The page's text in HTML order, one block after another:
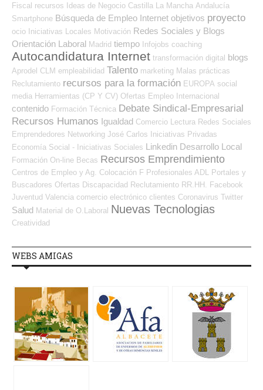
Fiscal recursos Ideas de Negocio Castilla La Mancha Andalucía
Smartphone Búsqueda de Empleo Internet objetivos proyecto
ocio Iniciativas Locales Motivación Redes Sociales y Blogs
Orientación Laboral Madrid tiempo Infojobs coaching
Autocandidatura Internet transformación digital blogs
Aprodel CLM empleabilidad Talento marketing Malas prácticas
Reclutamiento recursos para la formación EUROPA social
media Herramientas (CP Y CV) Ofertas Empleo Internacional
contenido Formación Técnica Debate Sindical-Empresarial
Recursos Humanos Igualdad Comercio Lectura Redes Sociales
Emprendedores Networking José Carlos
Iniciativas Privadas
Economía Social - Iniciativas Sociales Linkedin Desarrollo Local
Formación On-line Becas Recursos Emprendimiento
Centros de Empleo y Ag. Colocación F Profesionales ADL
Portales y
Buscadores Ofertas Discapacidad Reclutamiento RR.HH.
Facebook
Juventud Valencia comercio electrónico clientes Coronavirus Twitter
Salud Material de O.Laboral Nuevas Tecnologias
Creatividad
WEBS AMIGAS